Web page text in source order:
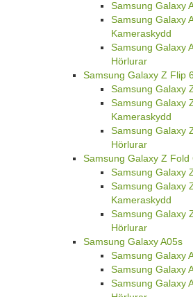
Samsung Galaxy
Samsung Galaxy
Kameraskydd
Samsung Galaxy
Hörlurar
Samsung Galaxy Z Flip 6
Samsung Galaxy
Samsung Galaxy
Kameraskydd
Samsung Galaxy
Hörlurar
Samsung Galaxy Z Fold
Samsung Galaxy
Samsung Galaxy
Kameraskydd
Samsung Galaxy
Hörlurar
Samsung Galaxy A05s
Samsung Galaxy
Samsung Galaxy
Samsung Galaxy